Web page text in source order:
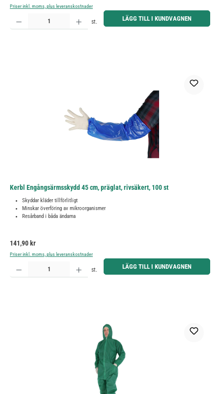
Priser inkl. moms, plus leveranskostnader
Produktkvantitet: Ange önskat belopp eller använd knapparna för att öka eller minska kvantiteten.
st. LÄGG TILL I KUNDVAGNEN
Kerbl Engångsärmsskydd 45 cm, präglat, rivsäkert, 100 st
Skyddar kläder tillförlitligt
Minskar överföring av mikroorganismer
Resårband i båda ändarna
Ordinarie pris:
141,90 kr
Priser inkl. moms, plus leveranskostnader
Produktkvantitet: Ange önskat belopp eller använd knapparna för att öka eller minska kvantiteten.
st. LÄGG TILL I KUNDVAGNEN